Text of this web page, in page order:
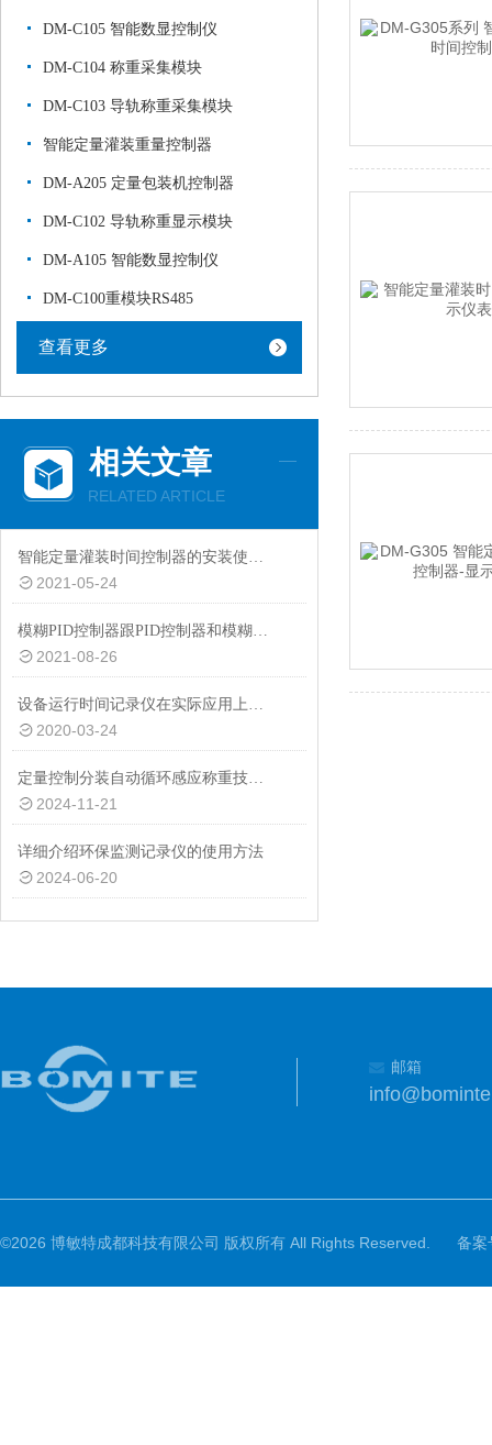
DM-C105 智能数显控制仪
DM-C104 称重采集模块
DM-C103 导轨称重采集模块
智能定量灌装重量控制器
DM-A205 定量包装机控制器
DM-C102 导轨称重显示模块
DM-A105 智能数显控制仪
DM-C100重模块RS485
查看更多
相关文章
RELATED ARTICLE
智能定量灌装时间控制器的安装使用流程
2021-05-24
模糊PID控制器跟PID控制器和模糊控制器之间有什么区别？
2021-08-26
设备运行时间记录仪在实际应用上具有以下功能特点
2020-03-24
定量控制分装自动循环感应称重技术的应用与发展
2024-11-21
详细介绍环保监测记录仪的使用方法
2024-06-20
邮箱
©2026 博敏特成都科技有限公司 版权所有 All Rights Reserved. 备案